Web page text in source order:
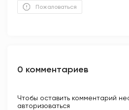
Пожаловаться
0 комментариев
Чтобы оставить комментарий
авторизоваться